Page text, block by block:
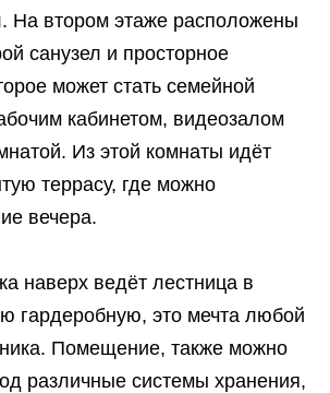
На втором этаже расположены
санузел и просторное
может стать семейной
кабинетом, видеозалом
Из этой комнаты идёт
террасу, где можно
вечера.
наверх ведёт лестница в
гардеробную, это мечта любой
Помещение, также можно
различные системы хранения,